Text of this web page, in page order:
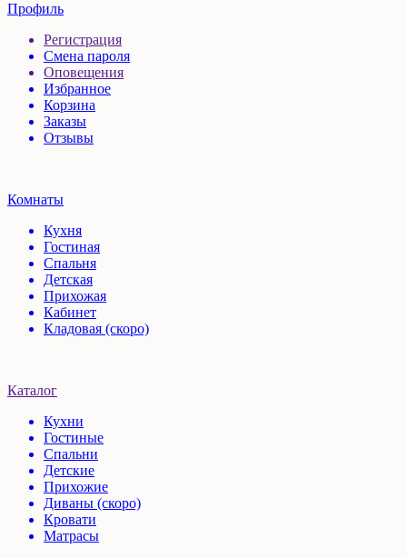
Профиль
Регистрация
Смена пароля
Оповещения
Избранное
Корзина
Заказы
Отзывы
Комнаты
Кухня
Гостиная
Спальня
Детская
Прихожая
Кабинет
Кладовая (скоро)
Каталог
Кухни
Гостиные
Спальни
Детские
Прихожие
Диваны (скоро)
Кровати
Матрасы